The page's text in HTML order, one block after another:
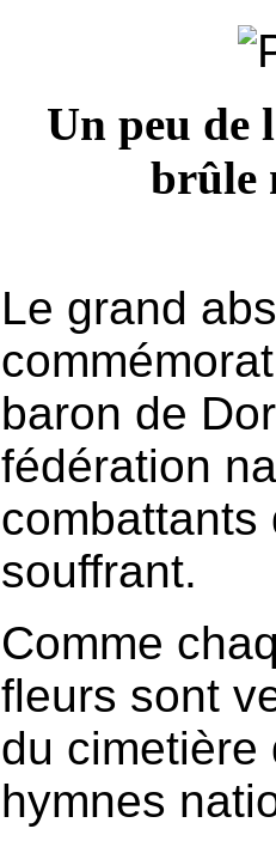
Un peu de
brûle
Le grand
baron de
fédération
combattants
souffrant.
Comme
fleurs sont
du cimetière
hymnes